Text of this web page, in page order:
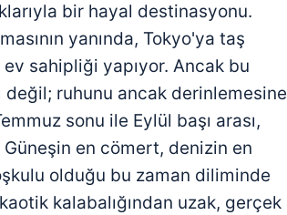
bir hayal destinasyonu.
yanında, Tokyo'ya taş
sahipliği yapıyor. Ancak bu
değil; ruhunu ancak derinlemesine
sonu ile Eylül başı arası,
Güneşin en cömert, denizin en
olduğu bu zaman diliminde
kalabalığından uzak, gerçek